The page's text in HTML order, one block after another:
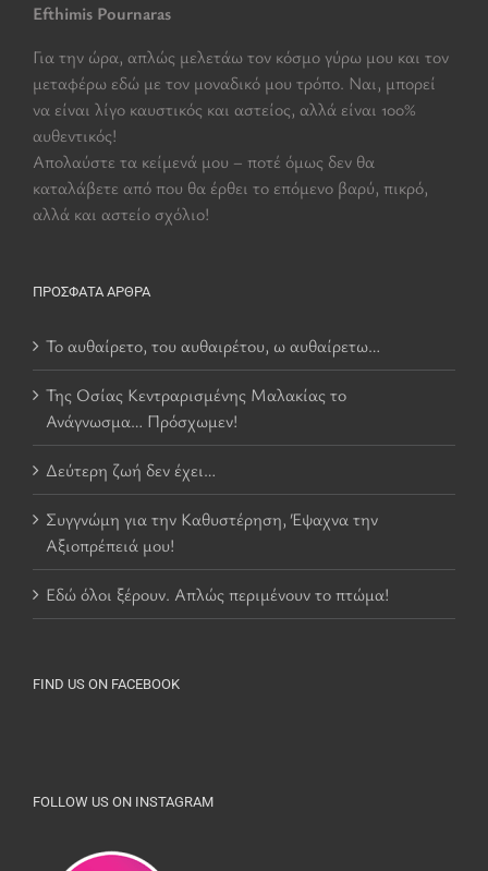
Efthimis Pournaras
Για την ώρα, απλώς μελετάω τον κόσμο γύρω μου και τον
μεταφέρω εδώ με τον μοναδικό μου τρόπο. Ναι, μπορεί
να είναι λίγο καυστικός και αστείος, αλλά είναι 100%
αυθεντικός!
Aπολαύστε τα κείμενά μου – ποτέ όμως δεν θα
καταλάβετε από που θα έρθει το επόμενο βαρύ, πικρό,
αλλά και αστείο σχόλιο!
ΠΡΌΣΦΑΤΑ ΆΡΘΡΑ
Το αυθαίρετο, του αυθαιρέτου, ω αυθαίρετω…
Της Οσίας Κεντραρισμένης Μαλακίας το
Ανάγνωσμα… Πρόσχωμεν!
Δεύτερη ζωή δεν έχει…
Συγγνώμη για την Καθυστέρηση, Έψαχνα την
Αξιοπρέπειά μου!
Εδώ όλοι ξέρουν. Απλώς περιμένουν το πτώμα!
FIND US ON FACEBOOK
FOLLOW US ON INSTAGRAM